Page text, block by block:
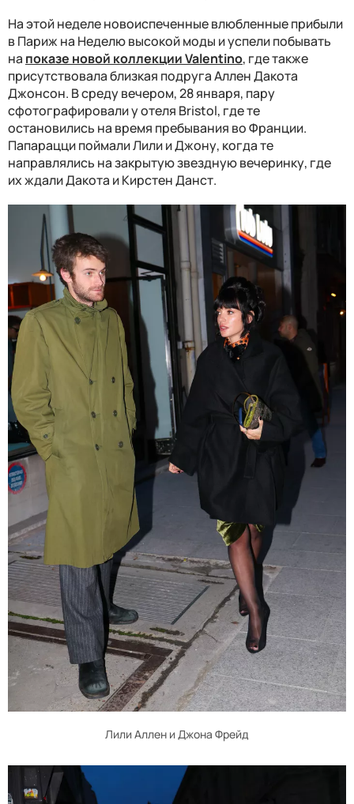
На этой неделе новоиспеченные влюбленные прибыли
в Париж на Неделю высокой моды и успели побывать
на показе новой коллекции Valentino, где также
присутствовала близкая подруга Аллен Дакота
Джонсон. В среду вечером, 28 января, пару
сфотографировали у отеля Bristol, где те
остановились на время пребывания во Франции.
Папарацци поймали Лили и Джону, когда те
направлялись на закрытую звездную вечеринку, где
их ждали Дакота и Кирстен Данст.
Лили Аллен и Джона Фрейд